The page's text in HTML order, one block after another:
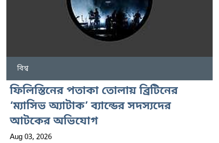
বিশ্ব
ফিলিস্তিনের পতাকা তোলায় ব্রিটিনের
‘ম্যাসিভ অ্যাটাক’ ব্যান্ডের সদস্যদের
আটকের অভিযোগ
Aug 03, 2026